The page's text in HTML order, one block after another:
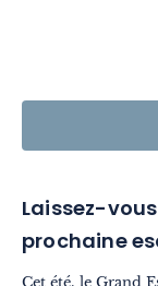
Laissez-
prochaine